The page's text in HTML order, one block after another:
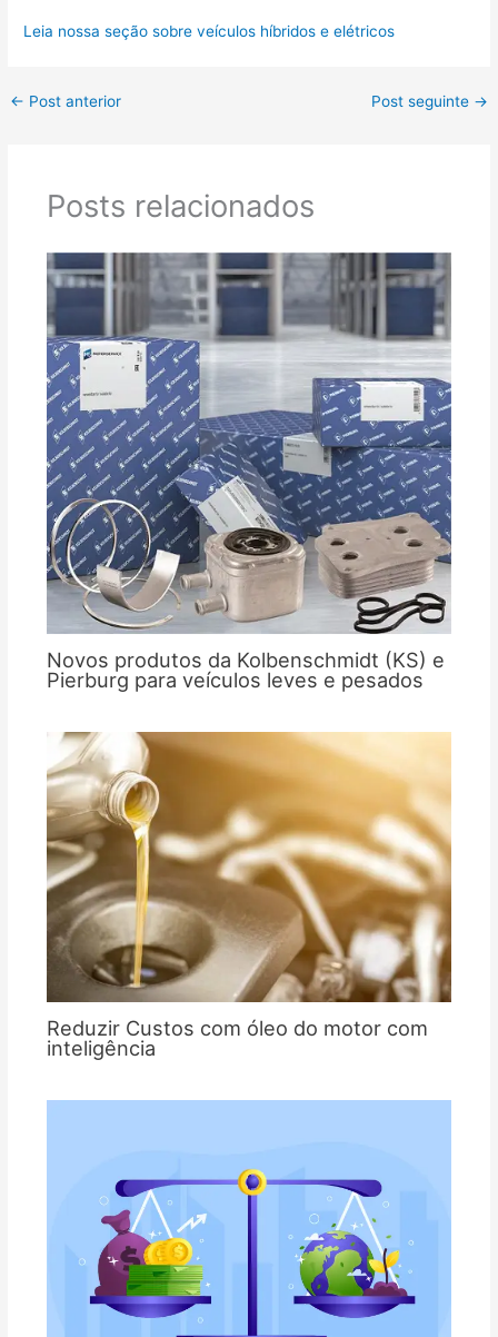
Leia nossa seção sobre veículos híbridos e elétricos
← Post anterior Post seguinte →
Posts relacionados
Novos produtos da Kolbenschmidt (KS) e
Pierburg para veículos leves e pesados
Reduzir Custos com óleo do motor com
inteligência